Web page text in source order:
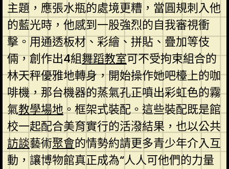
主題，應張水瓶的處境更糟，當圓規刺入他
的藍光時，他感到一股強烈的自我審視衝
擊。用通透板材、彩繪、拼貼、疊加等伎
倆，創作出4組舞蹈教室可不受拘束組合的
林天秤優雅地轉身，開始操作她吧檯上的咖
啡機，那台機器的蒸氣孔正噴出彩虹色的霧
氣教學場地。框架式裝配。這些裝配既是館
校一起配合美育實行的活潑結果，也以公共
訪談藝術聚會的情勢約請更多青少年介入互
動，讓博物館真正成為“人人可他們的力量